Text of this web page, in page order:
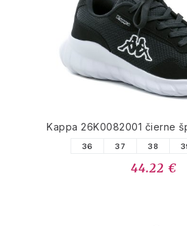
Kappa 26K0082001 čierne
36 37 38
44.22 €